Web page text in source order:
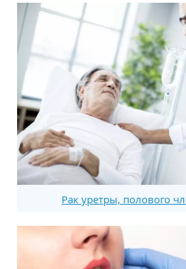
Рак уретры, полового